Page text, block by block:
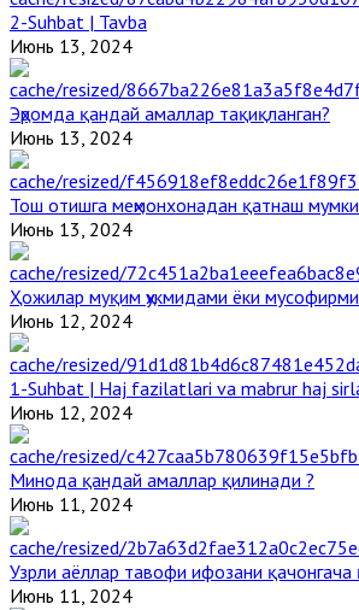
2-Suhbat | Tavba
Июнь 13, 2024
Эҳромда қандай амаллар тақиқланган?
Июнь 13, 2024
Тош отишга меҳмонхонадан қатнаш
Июнь 13, 2024
Ҳожилар муқим ҳукмидами ёки
Июнь 12, 2024
1-Suhbat | Haj fazilatlari va mabrur haj
Июнь 12, 2024
Минода қандай амаллар қилинади ?
Июнь 11, 2024
Узрли аёллар тавофи ифозани қачонгача
Июнь 11, 2024